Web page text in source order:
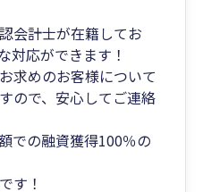
会計士が在籍してお
対応ができます！
求めのお客様について
ので、安心してご連絡
での融資獲得100％の
す！